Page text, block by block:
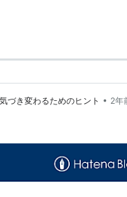
見る
づき変わるためのヒント • 2年